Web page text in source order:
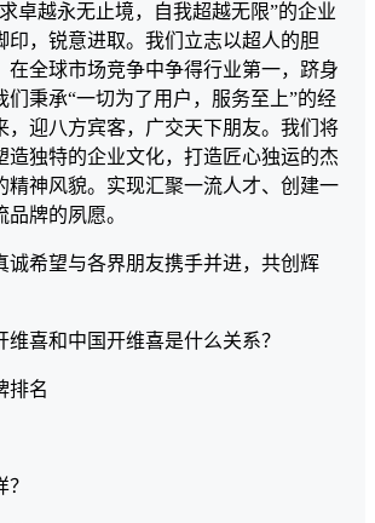
卓越永无止境，自我超越无限”的企业
印，锐意进取。我们立志以超人的胆
在全球市场竞争中争得行业第一，跻身
们秉承“一切为了用户，服务至上”的经
，迎八方宾客，广交天下朋友。我们将
造独特的企业文化，打造匠心独运的杰
精神风貌。实现汇聚一流人才、创建一
牌的夙愿。
诚希望与各界朋友携手并进，共创辉
喜和中国开维喜是什么关系？
排名